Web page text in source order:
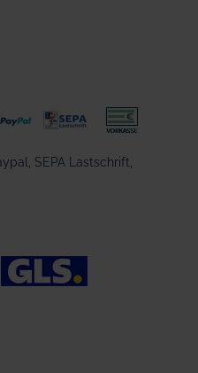
SEPA Lastschrift,